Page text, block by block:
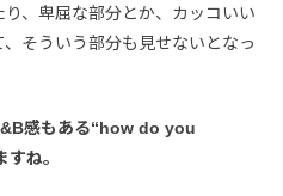
、卑屈な部分とか、カッコいい
そういう部分も見せないとなっ
感もある“how do you
ね。